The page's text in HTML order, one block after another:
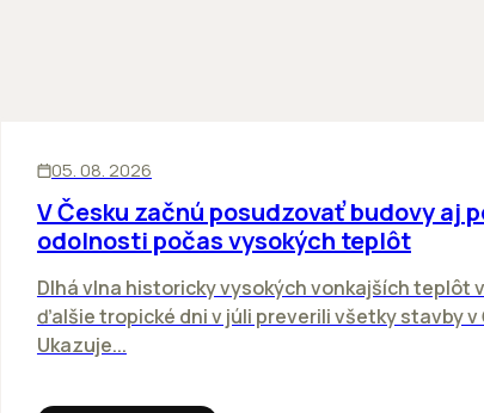
05. 08. 2026
V Česku začnú posudzovať budovy aj
odolnosti počas vysokých teplôt
Dlhá vlna historicky vysokých vonkajších teplôt
ďalšie tropické dni v júli preverili všetky stavby v
Ukazuje...